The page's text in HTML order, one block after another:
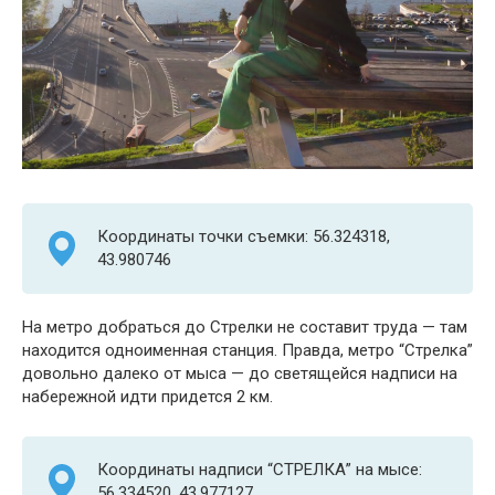
Координаты точки съемки: 56.324318,
43.980746
На метро добраться до Стрелки не составит труда — там
находится одноименная станция. Правда, метро “Стрелка”
довольно далеко от мыса — до светящейся надписи на
набережной идти придется 2 км.
Координаты надписи “СТРЕЛКА” на мысе: